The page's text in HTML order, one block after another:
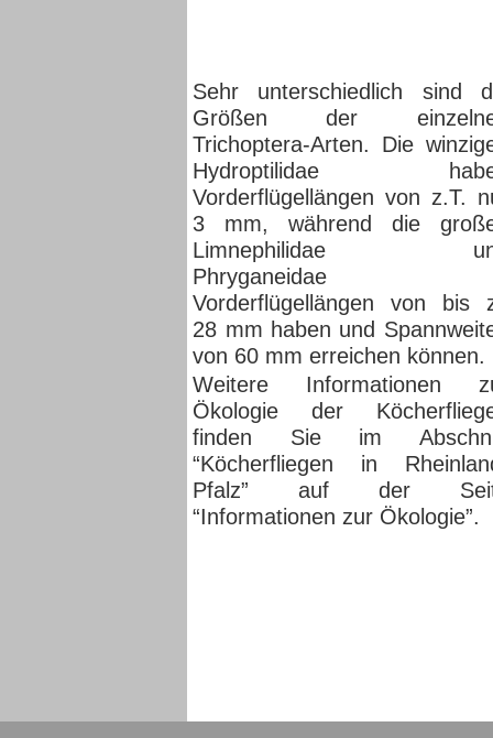
Sehr unterschiedlich sind
Größen der
Trichoptera-Arten. Die
Hydroptilidae
Vorderflügellängen von z.T.
3 mm, während die
Limnephilidae
Phryganeidae
Vorderflügellängen von bis
28 mm haben und
von 60 mm erreichen können.
Weitere Informationen
Ökologie der
finden Sie im
“Köcherfliegen in
Pfalz” auf der
“Informationen zur Ökologie”.